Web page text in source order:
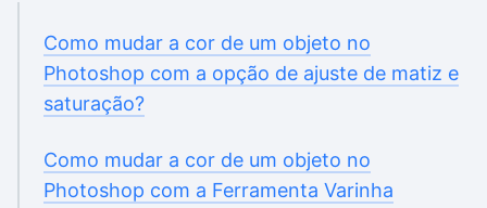
Como mudar a cor de um objeto no
Photoshop com a opção de ajuste de matiz e
saturação?
Como mudar a cor de um objeto no
Photoshop com a Ferramenta Varinha